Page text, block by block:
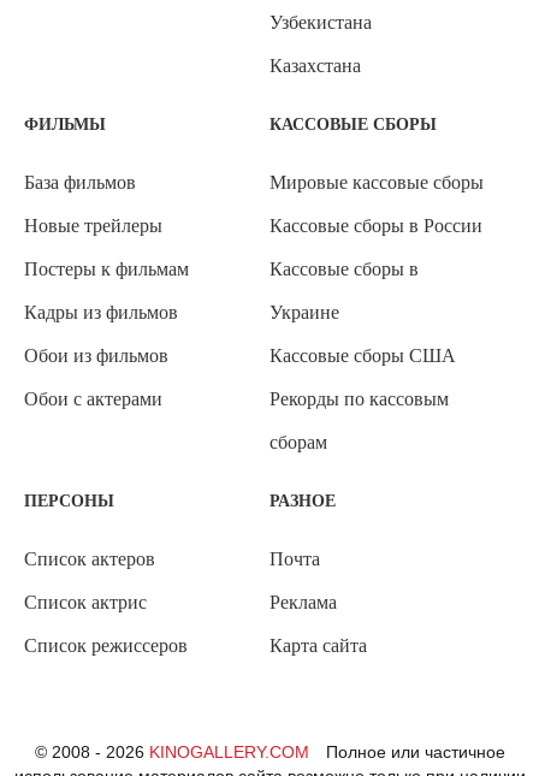
Узбекистана
Казахстана
ФИЛЬМЫ
База фильмов
Новые трейлеры
Постеры к фильмам
Кадры из фильмов
Обои из фильмов
Обои с актерами
КАССОВЫЕ СБОРЫ
Мировые кассовые сборы
Кассовые сборы в России
Кассовые сборы в
Украине
Кассовые сборы США
Рекорды по кассовым
сборам
ПЕРСОНЫ
Список актеров
Список актрис
Список режиссеров
РАЗНОЕ
Почта
Реклама
Карта сайта
© 2008 - 2026 KINOGALLERY.COM
Полное или частичное